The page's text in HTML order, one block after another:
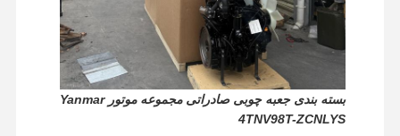
خانه محصولات
نمایش واقعیت
مجازی
درباره ما
بازدید از
کنترل کیفیت
بسته بندی جعبه چوبی صادراتی مجموعه موتور Yanmar
4TNV98T-ZCNLYS